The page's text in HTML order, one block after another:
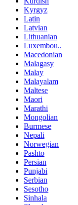
Kyrgyz
Latin
Latvian
Lithuanian
Luxembou..
Macedonian
Malagasy
Malay
Malayalam
Maltese
Maori
Marathi
Mongolian
Burmese
Nepali
Norwegian
Pashto
Persian
Punjabi
Serbian
Sesotho
Sinhala